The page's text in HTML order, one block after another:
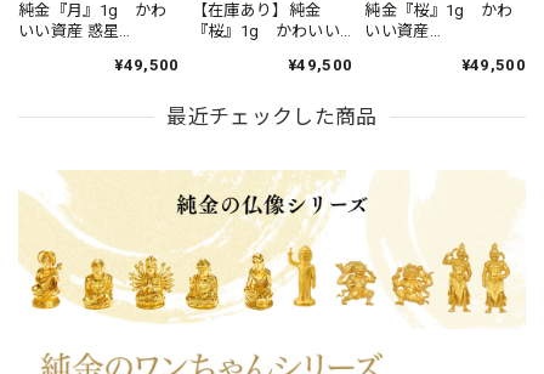
純金『月』1g かわ
いい資産 惑星
【RNP00406】¥49,500
【在庫あり】純金
『桜』1g かわいい
【RNP00463】¥49,500
純金『桜』1g かわ
いい資産
【RNP00463】¥49,500
最近チェックした商品